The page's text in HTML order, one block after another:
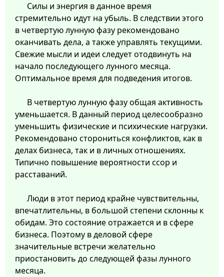
Силы и энергия в данное время
стремительно идут на убыль. В следствии этого
в четвертую лунную фазу рекомендовано
оканчивать дела, а также управлять текущими.
Свежие мысли и идеи следует отодвинуть на
начало последующего лунного месяца.
Оптимальное время для подведения итогов.
В четвертую лунную фазу общая активность
уменьшается. В данный период целесообразно
уменьшить физические и психические нагрузки.
Рекомендовано сторониться конфликтов, как в
делах бизнеса, так и в личных отношениях.
Типично повышение вероятности ссор и
расставаний.
Люди в этот период крайне чувствительны,
впечатлительны, в большой степени склонны к
обидам. Это состояние отражается и в сфере
бизнеса. Поэтому в деловой сфере
значительные встречи желательно
приостановить до следующей фазы лунного
месяца.